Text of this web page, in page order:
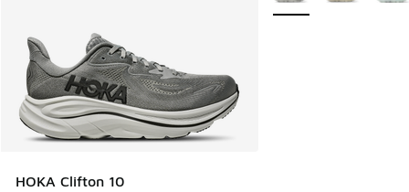
HOKA Clifton 10